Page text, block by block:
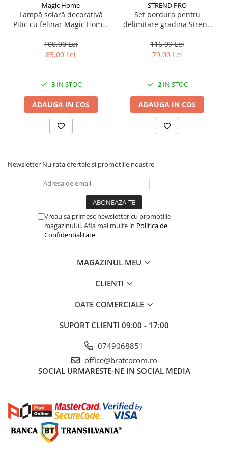
Magic Home
Lampă solară decorativă
Pitic cu felinar Magic Home,
pentru grădină și curte
100,00 Lei
85,00 Lei
3IN STOC
ADAUGA IN COS
STREND PRO
Set bordura pentru
delimitare gradina Strend
lungime totala 4.8 m
116,99 Lei
79,00 Lei
2IN STOC
ADAUGA IN COS
Newsletter Nu rata ofertele si promotiile noastre
Vreau sa primesc newsletter cu promotiile
magazinului. Afla mai multe in Politica de
Confidentialitate
MAGAZINUL MEU
CLIENTI
DATE COMERCIALE
SUPORT CLIENTI 09:00 - 17:00
0749068851
office@bratcorom.ro
SOCIAL URMARESTE-NE IN SOCIAL MEDIA